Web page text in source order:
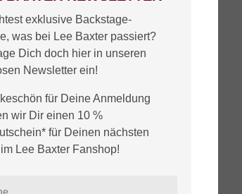
exklusive Backstage-
was bei Lee Baxter passiert?
Dich doch hier in unseren
Newsletter ein!
für Deine Anmeldung
wir Dir einen 10 %
für Deinen nächsten
Lee Baxter Fanshop!